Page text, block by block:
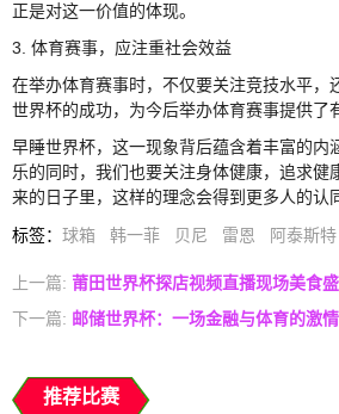
正是对这一价值的体现。
3. 体育赛事，应注重社会效益
在举办体育赛事时，不仅要关注竞技水平，
世界杯的成功，为今后举办体育赛事提供了
早睡世界杯，这一现象背后蕴含着丰富的内
乐的同时，我们也要关注身体健康，追求健
来的日子里，这样的理念会得到更多人的认
标签： 球箱 韩一菲 贝尼 雷恩 阿泰斯特
上一篇: 莆田世界杯探店视频直播现场美食
下一篇: 邮储世界杯：一场金融与体育的激
推荐比赛